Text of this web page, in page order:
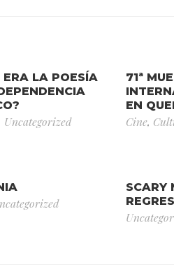
ERA LA POESÍA
Uncategorized
71ª
EN
Cine,
SCARY